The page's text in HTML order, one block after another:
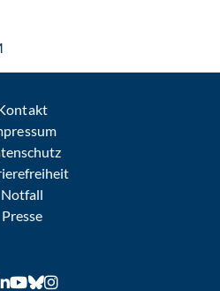
Notfall
Presse